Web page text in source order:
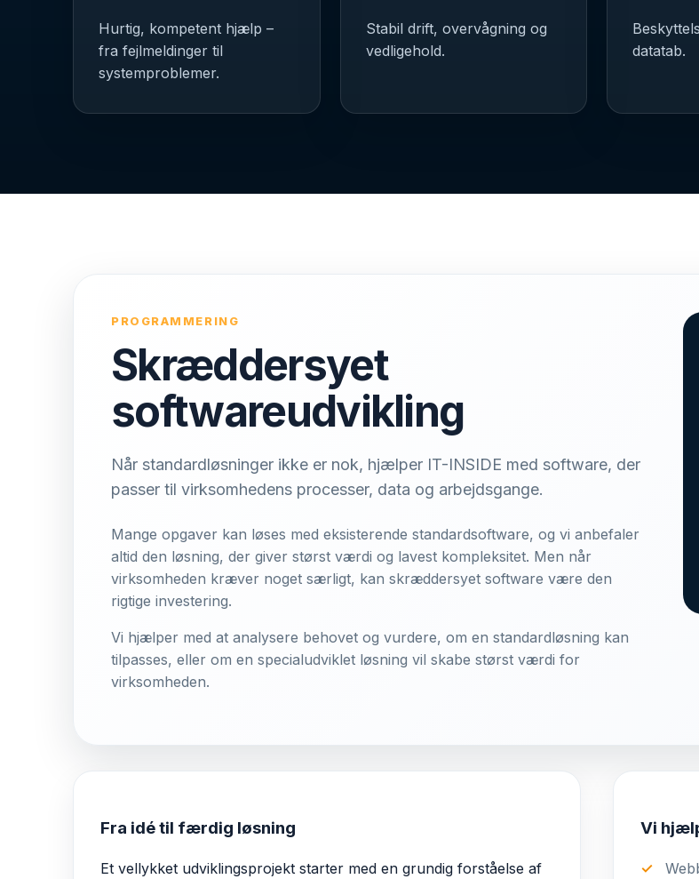
Hurtig, kompetent hjælp –
fra fejlmeldinger til
systemproblemer.
Stabil drift, overvågning og
vedligehold.
datatab.
PROGRAMMERING
Skræddersyet
softwareudvikling
Når standardløsninger ikke er nok, hjælper IT-INSIDE med software, der
passer til virksomhedens processer, data og arbejdsgange.
Mange opgaver kan løses med eksisterende standardsoftware, og vi anbefaler
altid den løsning, der giver størst værdi og lavest kompleksitet. Men når
virksomheden kræver noget særligt, kan skræddersyet software være den
rigtige investering.
Vi hjælper med at analysere behovet og vurdere, om en standardløsning kan
tilpasses, eller om en specialudviklet løsning vil skabe størst værdi for
virksomheden.
Fra idé til færdig løsning
Et vellykket udviklingsprojekt starter med en grundig forståelse af
Vi